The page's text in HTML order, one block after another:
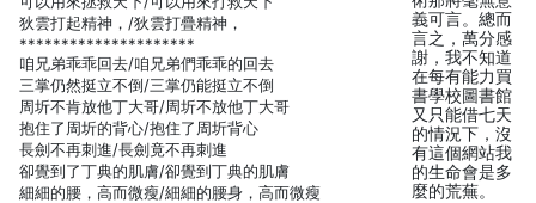
狄雲打起精神，/狄雲打疊精神，
*********************
咱兄弟乖乖回去/咱兄弟們乖乖的回去
三掌仍然挺立不倒/三掌仍能挺立不倒
周圻不肯放他丁大哥/周圻不放他丁大哥
抱住了周圻的背心/抱住了周圻背心
長劍不再刺進/長劍竟不再刺進
卻覺到了丁典的肌膚/卻覺到丁典的肌膚
細細的腰，高而微瘦/細細的腰身，高而微瘦
義可言。總而
言之，萬分感
謝，我不知道
在每有能力買
書學校圖書館
又只能借七天
的情況下，沒
有這個網站我
的生命會是多
麼的荒蕪。